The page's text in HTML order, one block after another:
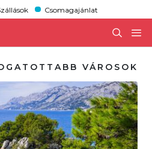
Csomagajánlat
VÁROSOK